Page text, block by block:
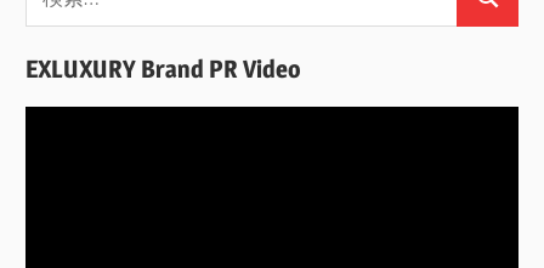
索:
検
EXLUXURY Brand PR Video